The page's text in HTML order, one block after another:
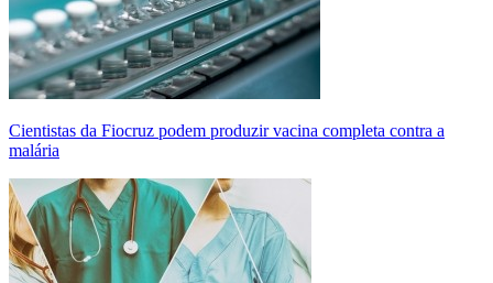
Cientistas da Fiocruz podem produzir vacina completa contra a
malária